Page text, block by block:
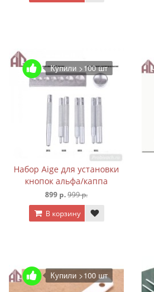
Купили >100 шт
Набор Aige для установки
кнопок альфа/каппа
899 р.999 р.
В корзину
Купили >100 шт